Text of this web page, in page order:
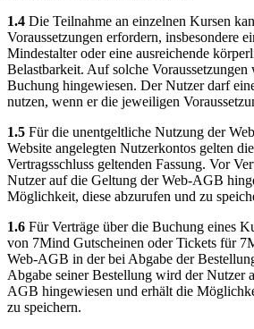
1.4 Die Teilnahme an einzelnen Kursen
Voraussetzungen erfordern, insbesondere
Mindestalter oder eine ausreichende
Belastbarkeit. Auf solche
Buchung hingewiesen. Der Nutzer darf
nutzen, wenn er die jeweiligen
1.5 Für die unentgeltliche Nutzung der
Website angelegten Nutzerkontos gelten
Vertragsschluss geltenden Fassung. Vor
Nutzer auf die Geltung der Web-AGB
Möglichkeit, diese abzurufen und zu
1.6 Für Verträge über die Buchung eines
von 7Mind Gutscheinen oder Tickets für
Web-AGB in der bei Abgabe der
Abgabe seiner Bestellung wird der Nutzer
AGB hingewiesen und erhält die
zu speichern.